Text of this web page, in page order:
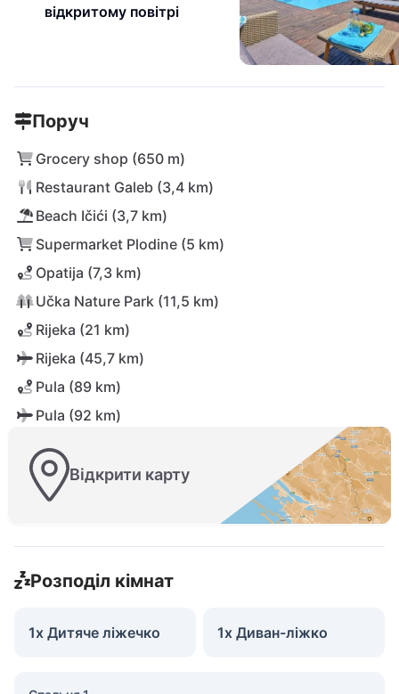
відкритому повітрі
Поруч
Grocery shop (650 m)
Restaurant Galeb (3,4 km)
Beach Ičići (3,7 km)
Supermarket Plodine (5 km)
Opatija (7,3 km)
Učka Nature Park (11,5 km)
Rijeka (21 km)
Rijeka (45,7 km)
Pula (89 km)
Pula (92 km)
Відкрити карту
Розподіл кімнат
1x Дитяче ліжечко 1x Диван-ліжко